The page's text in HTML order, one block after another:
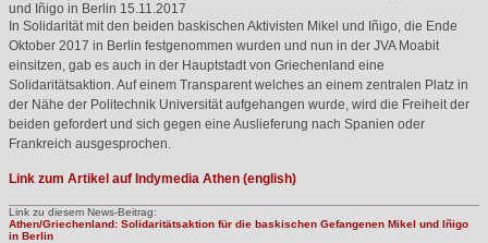
und Iñigo in Berlin 15.11.2017
In Solidarität mit den beiden baskischen Aktivisten Mikel und Iñigo, die Ende
Oktober 2017 in Berlin festgenommen wurden und nun in der JVAMoabit
einsitzen, gab es auch in der Hauptstadt von Griechenland eine
Solidaritätsaktion. Auf einem Transparent welches an einem zentralen Platz in
der Nähe der Politechnik Universität aufgehangen wurde, wird die Freiheit der
beiden gefordert und sich gegen eine Auslieferung nach Spanien oder
Frankreich ausgesprochen.
Link zum Artikel auf Indymedia Athen (english)
Link zu diesem News-Beitrag:
Athen/Griechenland: Solidaritätsaktion für die baskischen Gefangenen Mikel und Iñigo
in Berlin